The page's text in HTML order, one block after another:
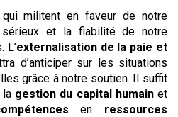
militent en faveur de notre
et la fiabilité de notre
L’externalisation de la paie et
d’anticiper sur les situations
grâce à notre soutien. Il suffit
la gestion du capital humainet
en ressources